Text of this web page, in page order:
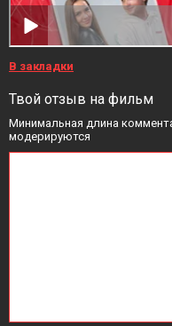
В закладки
Твой отзыв на фильм
Минимальная длина
модерируются